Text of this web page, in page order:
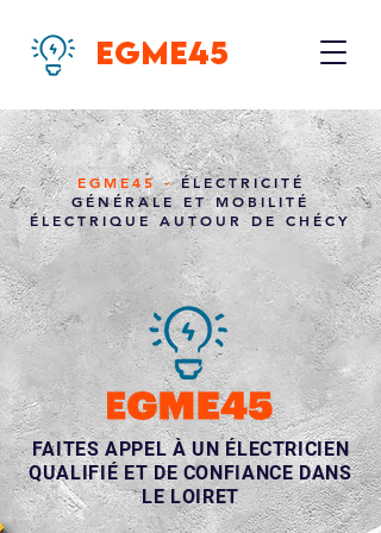
EGME45
EGME45 -ÉLECTRICITÉ
GÉNÉRALE ET MOBILITÉ
ÉLECTRIQUE AUTOUR DE CHÉCY
FAITES APPEL À UN ÉLECTRICIEN
QUALIFIÉ ET DE CONFIANCE DANS
LE LOIRET